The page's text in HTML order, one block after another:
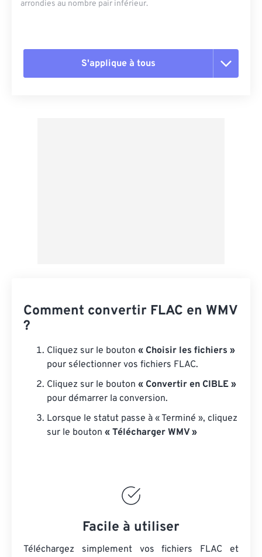
arrondies au nombre pair inférieur.
S'applique à tous
Comment convertir FLAC en WMV
?
Cliquez sur le bouton « Choisir les fichiers »
pour sélectionner vos fichiers FLAC.
Cliquez sur le bouton « Convertir en CIBLE »
pour démarrer la conversion.
Lorsque le statut passe à « Terminé », cliquez
sur le bouton « Télécharger WMV »
Facile à utiliser
Téléchargez simplement vos fichiers FLAC et